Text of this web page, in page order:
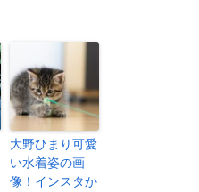
大野ひまり可愛
い水着姿の画
像！インスタか